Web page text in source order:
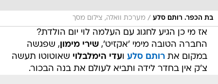
בת הכפר. רותם סלע / מערכת וואלה, צילום מסך
אז מי כן הגיע לחגוג עם העלמה לוי יום הולדת?
החברה הטובה מימי 'אקזיט',שירי מימון, שפגשה
במקום אתרותם סלע ועדי הימלבלוי שאוטוטו תעשה
צ'ק אין בחדר לידה ותביא לעולם את בנה הבכור.